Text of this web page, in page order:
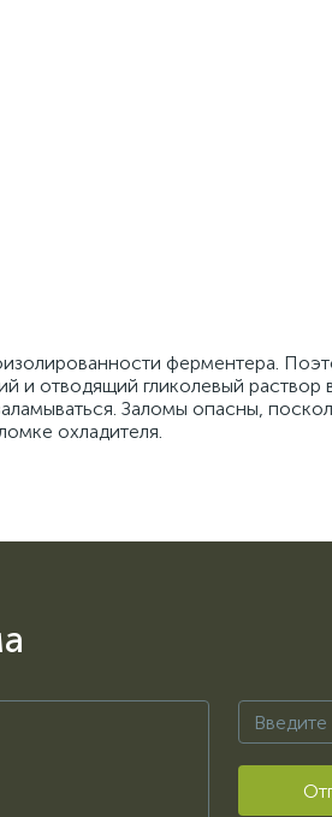
ферментера.
и отводящий гликолевый
Заломы опасны,
охладителя.